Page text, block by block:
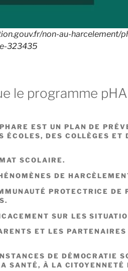
non-au-
323435
le programme
EST UN PLAN DE
ÉCOLES, DES COLLÈGES ET
SCOLAIRE.
DE
PROTECTRICE DE
SUR LES
ET LES
DE DÉMOCRATIE
SANTÉ, À LA CITOYENNETÉ